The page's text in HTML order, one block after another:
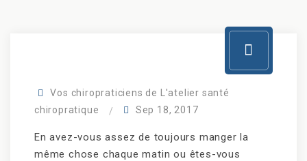
Vos chiropraticiens de L'atelier santé
chiropratique
Sep 18, 2017
En avez-vous assez de toujours manger la
même chose chaque matin ou êtes-vous